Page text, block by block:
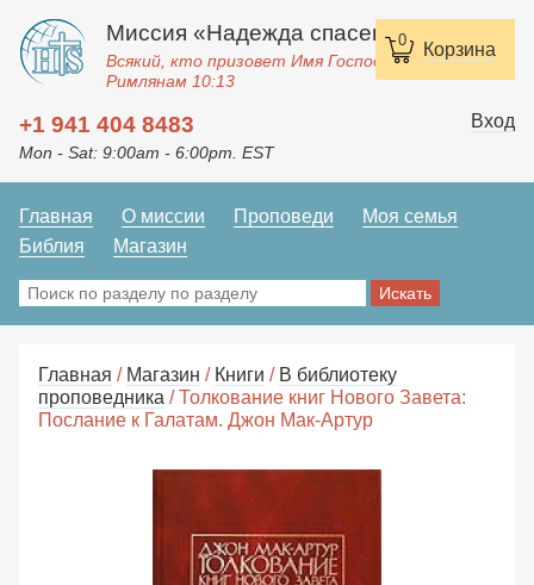
0 Корзина
Миссия «Надежда спасения»
Всякий, кто призовет Имя Господне, спасется.
Римлянам 10:13
+1 941 404 8483
Mon - Sat: 9:00am - 6:00pm. EST
Вход
Главная О миссии Проповеди
Моя семья
Библия
Магазин
Главная / Магазин / Книги / В библиотеку
проповедника / Толкование книг Нового Завета:
Послание к Галатам. Джон Мак-Артур